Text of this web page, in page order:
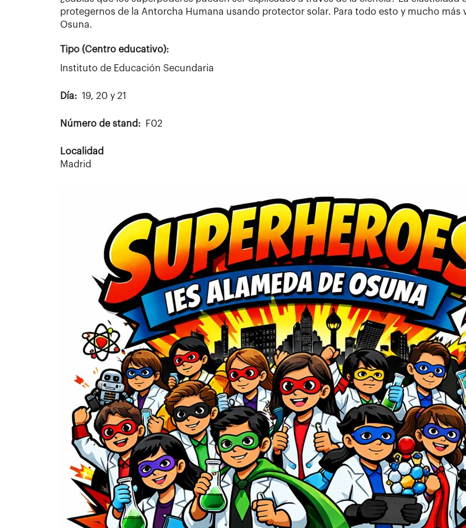
protegernos de la Antorcha Humana usando protector solar. Para todo esto y mucho más
Osuna.
Tipo (Centro educativo):
Instituto de Educación Secundaria
Día 19, 20 y 21
Número de stand F02
Localidad
Madrid